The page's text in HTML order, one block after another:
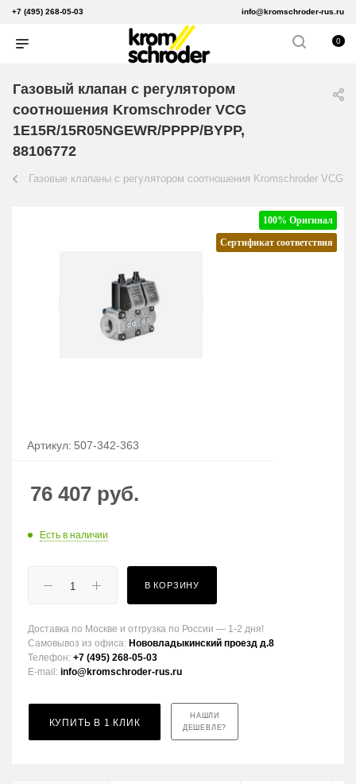
+7 (495) 268-05-03 info@kromschroder-rus.ru
0
Газовый клапан с регулятором
соотношения Kromschroder VCG
1E15R/15R05NGEWR/PPPP/BYPP,
88106772
Газовые клапаны с регулятором соотношения Kromschroder VCG
100% Оригинал
Сертификат соответствия
Артикул: 507-342-363
76 407 руб.
Есть в наличии
В КОРЗИНУ
Доставка по Москве и отгрузка по России — 1-2 дня!
Самовывоз из офиса: Нововладыкинский проезд д.8
Телефон: +7 (495) 268-05-03
E-mail: info@kromschroder-rus.ru
КУПИТЬ В 1 КЛИК
НАШЛИ
ДЕШЕВЛЕ?